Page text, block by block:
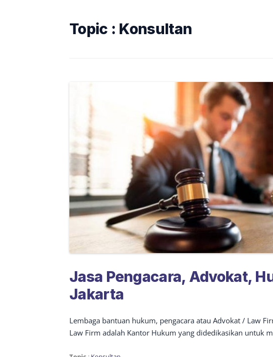
Topic : Konsultan
Jasa Pengacara, Advokat,
Jakarta
Lembaga bantuan hukum, pengacara atau Advokat / Law
Law Firm adalah Kantor Hukum yang didedikasikan untuk